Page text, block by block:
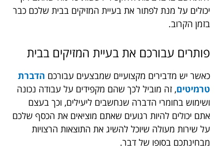
יכולים על מנת לפתור את בעיית המזיקים בבית שלכם כבר
בזמן הקרוב.
פותרים עבורכם אתבעיית המזיקים בבית
כאשר יש מדבירים מקצועיים שמבצעים עבורכם הדברת
טרמיטים, זה מוביל לכך שהם מקפידים על עבודה נכונה
ושימוש בחומרי הדברה שנחשבים ליעילים, וכך בעצם
אתם יכולים להיות רגועים שאתם מוציאים את הכסף שלכם
על שירות מעולה שיוכל להשיג את התוצאות הרצויות
מבחינתכם בסופו של דבר.